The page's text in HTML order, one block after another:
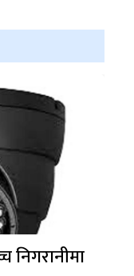
निगरानीमा